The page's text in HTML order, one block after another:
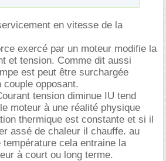
en vitesse de la
exercé par un moteur modifie la
et tension. Comme dit aussi
est peut être surchargée
opposant.
tension diminue IU tend
moteur à une réalité physique
thermique est constante et si il
assé de chaleur il chauffe. au
température cela entraine la
à court ou long terme.